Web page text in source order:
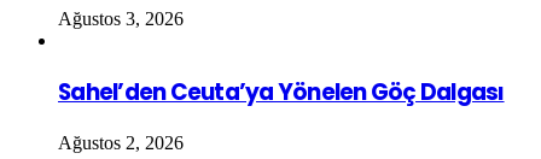
Ağustos 3, 2026
Sahel’den Ceuta’ya Yönelen Göç Dalgası
Ağustos 2, 2026